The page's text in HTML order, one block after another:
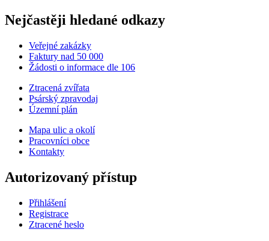
Nejčastěji hledané odkazy
Veřejné zakázky
Faktury nad 50 000
Žádosti o informace dle 106
Ztracená zvířata
Psárský zpravodaj
Územní plán
Mapa ulic a okolí
Pracovníci obce
Kontakty
Autorizovaný přístup
Přihlášení
Registrace
Ztracené heslo